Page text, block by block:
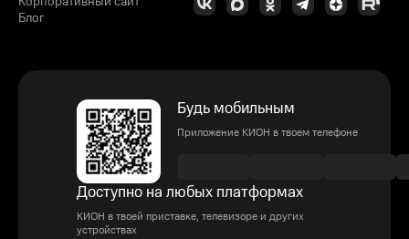
Блог
Будь мобильным
Приложение КИОН в твоем телефоне
Доступно на любых платформах
КИОН в твоей приставке, телевизоре и других
устройствах